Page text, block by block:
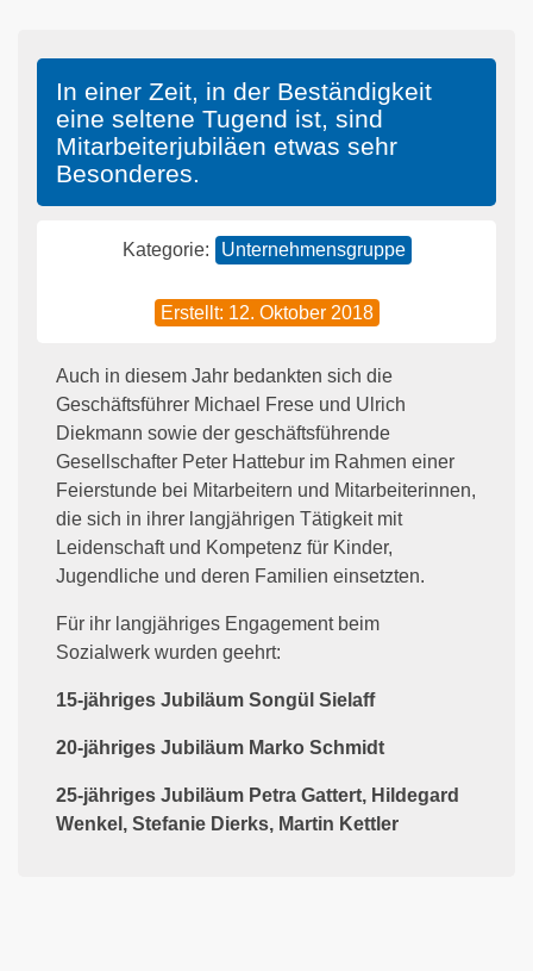
In einer Zeit, in der Beständigkeit
eine seltene Tugend ist, sind
Mitarbeiterjubiläen etwas sehr
Besonderes.
Kategorie: Unternehmensgruppe
Erstellt: 12. Oktober 2018
Auch in diesem Jahr bedankten sich die
Geschäftsführer Michael Frese und Ulrich
Diekmann sowie der geschäftsführende
Gesellschafter Peter Hattebur im Rahmen einer
Feierstunde bei Mitarbeitern und Mitarbeiterinnen,
die sich in ihrer langjährigen Tätigkeit mit
Leidenschaft und Kompetenz für Kinder,
Jugendliche und deren Familien einsetzten.
Für ihr langjähriges Engagement beim
Sozialwerk wurden geehrt:
15-jähriges Jubiläum Songül Sielaff
20-jähriges Jubiläum Marko Schmidt
25-jähriges Jubiläum Petra Gattert, Hildegard
Wenkel, Stefanie Dierks, Martin Kettler